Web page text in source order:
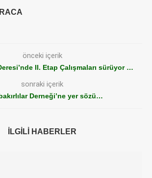
önceki içerik
II. Etap Çalışmaları sürüyor …
sonraki içerik
Derneği’ne yer sözü…
İLGILI HABERLER